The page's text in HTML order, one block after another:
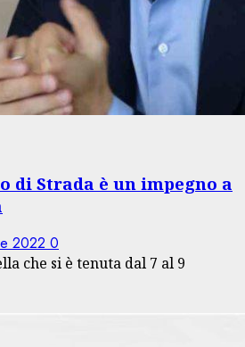
di Strada è un impegno a
2022 0
che si è tenuta dal 7 al 9